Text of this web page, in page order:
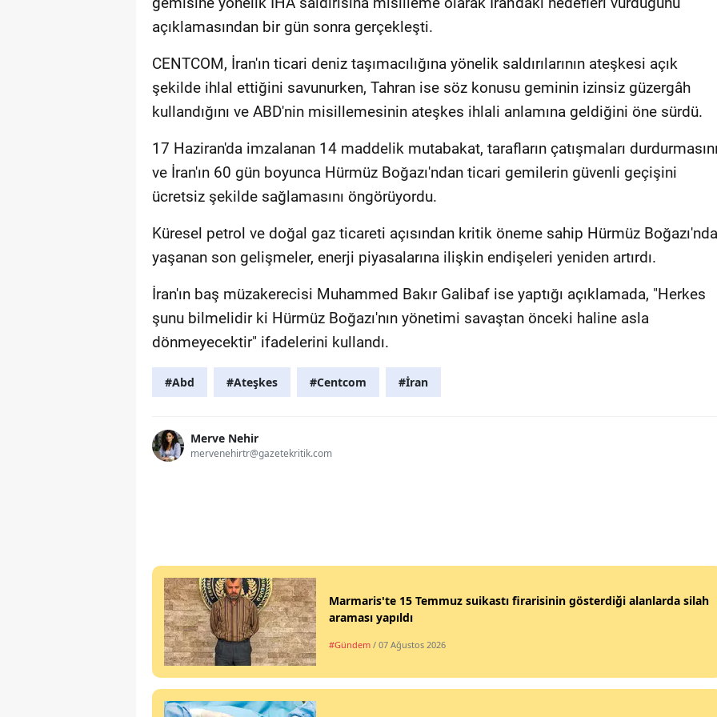
açıklamasından bir gün sonra gerçekleşti.
CENTCOM, İran'ın ticari deniz taşımacılığına yönelik saldırılarının ateşkesi açık
şekilde ihlal ettiğini savunurken, Tahran ise söz konusu geminin izinsiz güzergâh
kullandığını ve ABD'nin misillemesinin ateşkes ihlali anlamına geldiğini öne sürdü.
17 Haziran'da imzalanan 14 maddelik mutabakat, tarafların çatışmaları
ve İran'ın 60 gün boyunca Hürmüz Boğazı'ndan ticari gemilerin güvenli geçişini
ücretsiz şekilde sağlamasını öngörüyordu.
Küresel petrol ve doğal gaz ticareti açısından kritik öneme sahip Hürmüz Boğazı'nda
yaşanan son gelişmeler, enerji piyasalarına ilişkin endişeleri yeniden artırdı.
İran'ın baş müzakerecisi Muhammed Bakır Galibaf ise yaptığı açıklamada, "Herkes
şunu bilmelidir ki Hürmüz Boğazı'nın yönetimi savaştan önceki haline asla
dönmeyecektir" ifadelerini kullandı.
#Abd #Ateşkes #Centcom #İran
Merve Nehir
mervenehirtr@gazetekritik.com
Marmaris'te 15 Temmuz suikastı firarisinin gösterdiği alanlarda silah
araması yapıldı
#Gündem / 07 Ağustos 2026